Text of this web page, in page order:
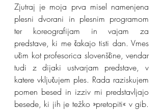
Zjutraj je moja prva misel namenjena
plesni dvorani in plesnim programom
ter koreografijam in vajam za
predstave, ki me čakajo tisti dan. Vmes
učim kot profesorica slovenščine, vendar
tudi z dijaki ustvarjam predstave, v
katere vključujem ples. Rada raziskujem
pomen besed in izziv mi predstavljajo
besede, ki jih je težko »pretopiti« v gib.